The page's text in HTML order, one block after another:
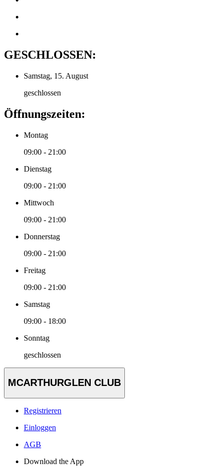
GESCHLOSSEN:
Samstag, 15. August
geschlossen
Öffnungszeiten:
Montag
09:00 - 21:00
Dienstag
09:00 - 21:00
Mittwoch
09:00 - 21:00
Donnerstag
09:00 - 21:00
Freitag
09:00 - 21:00
Samstag
09:00 - 18:00
Sonntag
geschlossen
MCARTHURGLEN CLUB
Registrieren
Einloggen
AGB
Download the App